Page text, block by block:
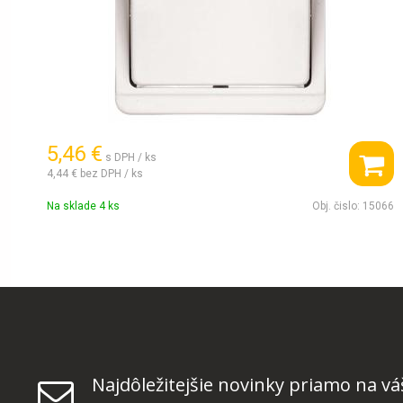
5,46 € s DPH / ks
4,44 € bez DPH / ks
Na sklade 4 ks Obj. čislo: 15066
Najdôležitejšie novinky priamo na